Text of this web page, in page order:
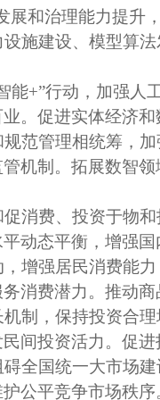
展和治理能力提
施建设、模型算
能+”行动，加强人
。促进实体经济
范管理相统筹，
机制。拓展数智领
消费、投资于物
动态平衡，增强国
增强居民消费能
消费潜力。推动
制，保持投资合
间投资活力。促进
全国统一大市场
公平竞争市场秩序